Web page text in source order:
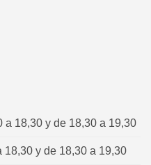
a 18,30 y de 18,30 a 19,30
18,30 y de 18,30 a 19,30